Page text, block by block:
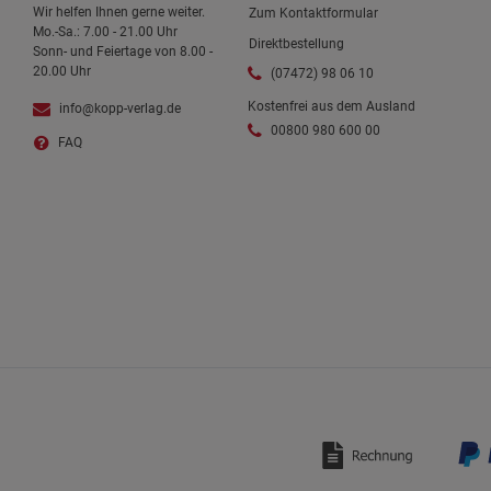
Wir helfen Ihnen gerne weiter.
Mo.-Sa.: 7.00 - 21.00 Uhr
Sonn- und Feiertage von 8.00 -
20.00 Uhr
info@kopp-verlag.de
FAQ
Zum Kontaktformular
Direktbestellung
(07472) 98 06 10
Kostenfrei aus dem Ausland
00800 980 600 00